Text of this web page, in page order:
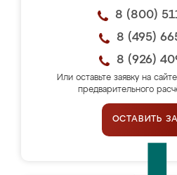
8 (800)
8 (495)
8 (926)
Или оставьте заявку на
предварительного
ОСТАВИТЬ